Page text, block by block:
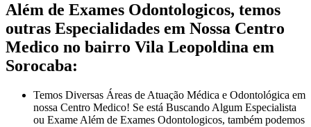
Além de Exames Odontologicos, temos
outras Especialidades em Nossa Centro
Medico no bairro Vila Leopoldina em
Sorocaba:
Temos Diversas Áreas de Atuação Médica e Odontológica em
nossa Centro Medico! Se está Buscando Algum Especialista
ou Exame Além de Exames Odontologicos, também podemos